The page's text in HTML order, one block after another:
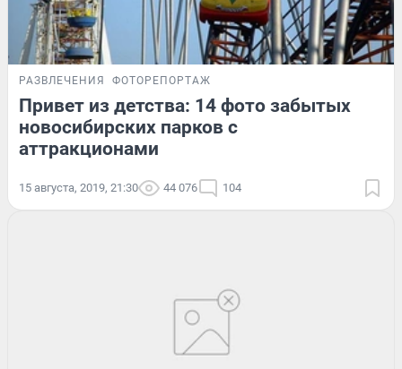
РАЗВЛЕЧЕНИЯ ФОТОРЕПОРТАЖ
Привет из детства: 14 фото забытых
новосибирских парков с
аттракционами
15 августа, 2019, 21:30 44 076 104